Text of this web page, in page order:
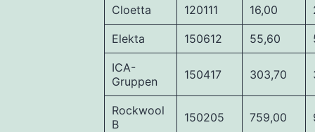
Cloetta 120111 16,00
Elekta 150612 55,60
ICA-
Gruppen
150417 303,70
Rockwool
B
150205 759,00